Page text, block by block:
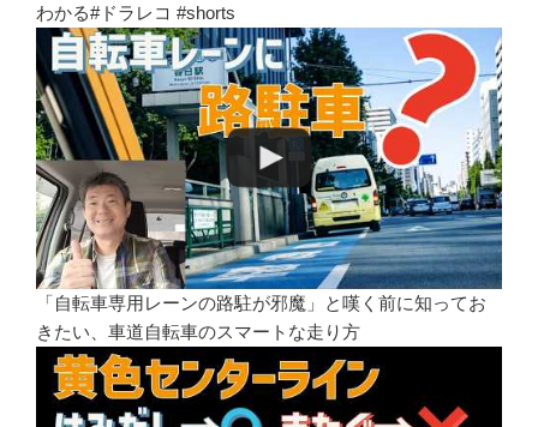
わかる#ドラレコ #shorts
「自転車専用レーンの路駐が邪魔」と嘆く前に知ってお
きたい、車道自転車のスマートな走り方